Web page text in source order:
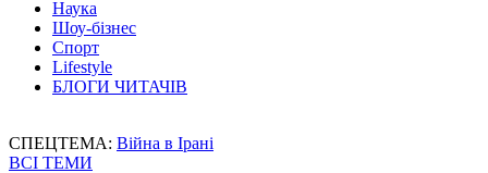
Наука
Шоу-бізнес
Спорт
Lifestyle
БЛОГИ ЧИТАЧІВ
СПЕЦТЕМА: Війна в Ірані
ВСІ ТЕМИ